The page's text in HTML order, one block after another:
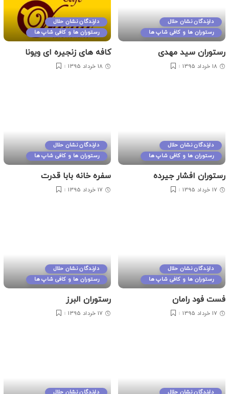
دارندگان نشان حلال
رستوران ها و کافی شاپ ها
رستوران سید مهدی
18 خرداد 1395
دارندگان نشان حلال
رستوران ها و کافی شاپ ها
کافه های زنجیره ای ویونا
18 خرداد 1395
دارندگان نشان حلال
رستوران ها و کافی شاپ ها
رستوران افشار جیرده
17 خرداد 1395
دارندگان نشان حلال
رستوران ها و کافی شاپ ها
سفره خانه بابا قدرت
17 خرداد 1395
دارندگان نشان حلال
رستوران ها و کافی شاپ ها
فست فود رامان
17 خرداد 1395
دارندگان نشان حلال
رستوران ها و کافی شاپ ها
رستوران البرز
17 خرداد 1395
دارندگان نشان حلال
دارندگان نشان حلال